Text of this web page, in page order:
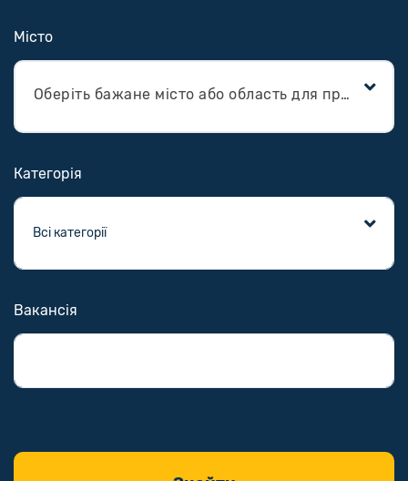
Місто
Оберіть бажане місто або область для працевлаштування
Категорія
Вакансія